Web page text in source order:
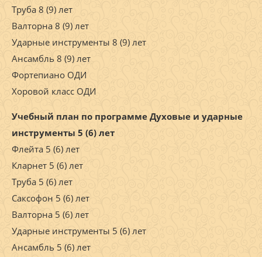
Труба 8 (9) лет
Валторна 8 (9) лет
Ударные инструменты 8 (9) лет
Ансамбль 8 (9) лет
Фортепиано ОДИ
Хоровой класс ОДИ
Учебный план по программе Духовые и ударные
инструменты 5 (6) лет
Флейта 5 (6) лет
Кларнет 5 (6) лет
Труба 5 (6) лет
Саксофон 5 (6) лет
Валторна 5 (6) лет
Ударные инструменты 5 (6) лет
Ансамбль 5 (6) лет